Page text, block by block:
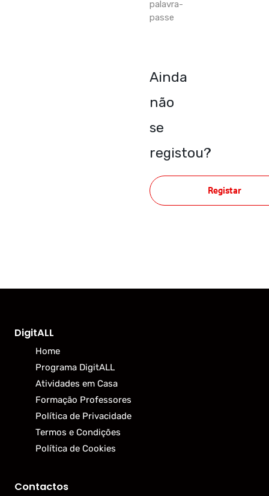
palavra-
passe
Ainda
não
se
registou?
Registar
DigitALL
Home
Programa DigitALL
Atividades em Casa
Formação Professores
Política de Privacidade
Termos e Condições
Política de Cookies
Contactos